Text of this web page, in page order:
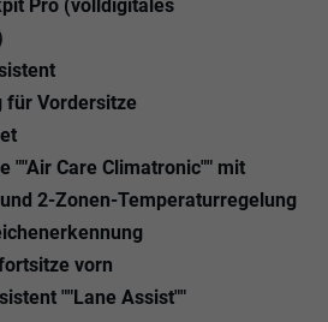
Pro (volldigitales
für Vordersitze
""Air Care Climatronic"" mit
2-Zonen-Temperaturregelung
vorn
""Lane Assist""